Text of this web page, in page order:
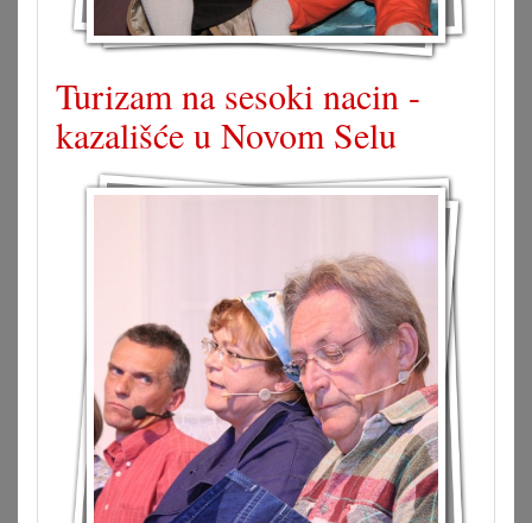
Turizam na sesoki nacin -
kazališće u Novom Selu